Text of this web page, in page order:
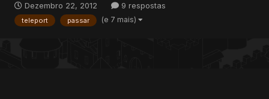
não encontrei o script. Então estou aqui humildemente pedindo
a ajuda de uma alma bondosa para que possa me ajudar....
Dezembro 22, 2012 9 respostas
teleport passar (e 7 mais)